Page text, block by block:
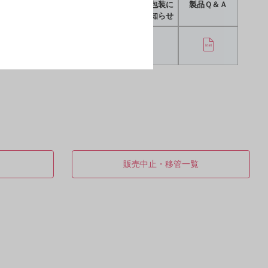
ニュース包装に
関するお知らせ
製品Ｑ＆Ａ
販売中止・移管一覧